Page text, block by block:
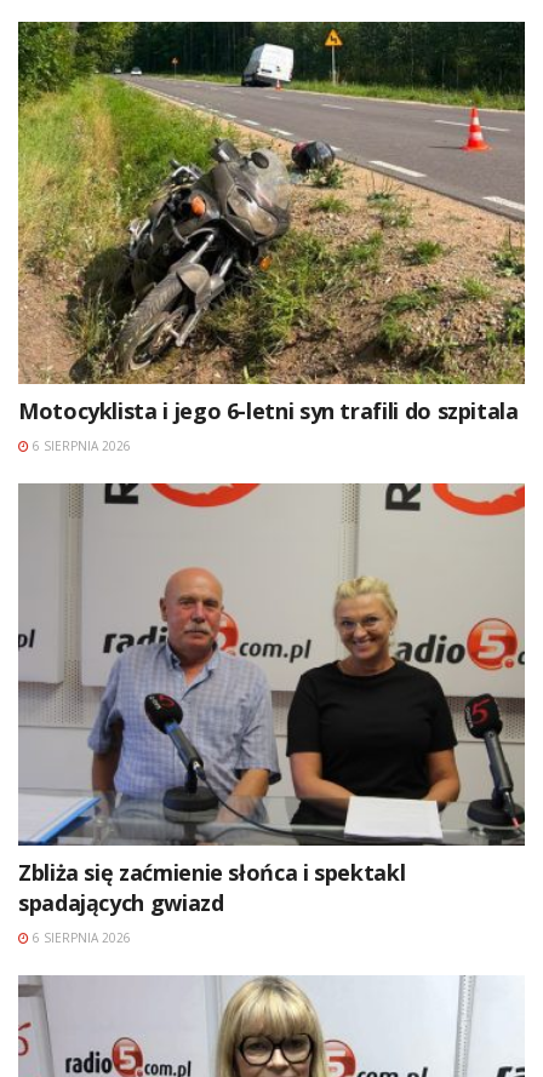
Motocyklista i jego 6-letni syn trafili do szpitala
6 SIERPNIA 2026
Zbliża się zaćmienie słońca i spektakl
spadających gwiazd
6 SIERPNIA 2026